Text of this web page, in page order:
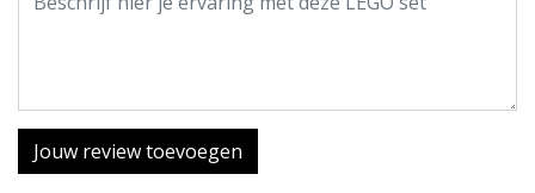
Jouw review toevoegen